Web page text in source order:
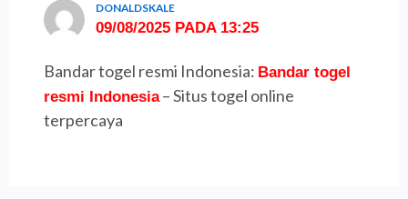
DONALDSKALE
09/08/2025 PADA 13:25
Bandar togel resmi Indonesia: Bandar togel
resmi Indonesia– Situs togel online
terpercaya